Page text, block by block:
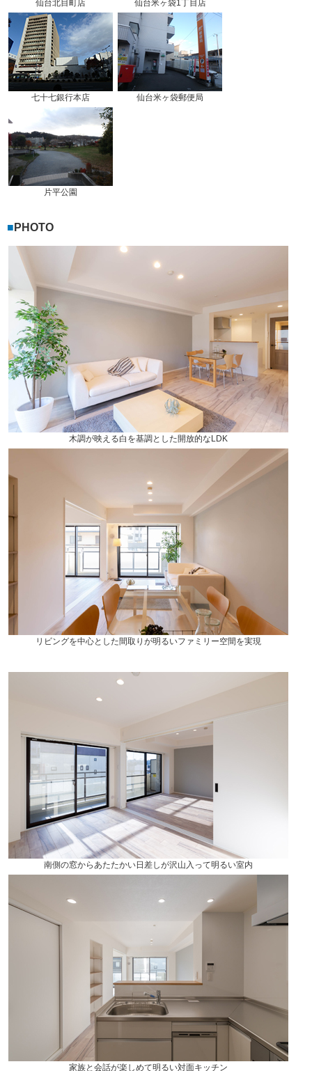
仙台北目町店
仙台米ヶ袋1丁目店
七十七銀行本店 仙台米ヶ袋郵便局
片平公園
PHOTO
木調が映える白を基調とした開放的なLDK
リビングを中心とした間取りが明るいファミリー空間を実現
南側の窓からあたたかい日差しが沢山入って明るい室内
家族と会話が楽しめて明るい対面キッチン